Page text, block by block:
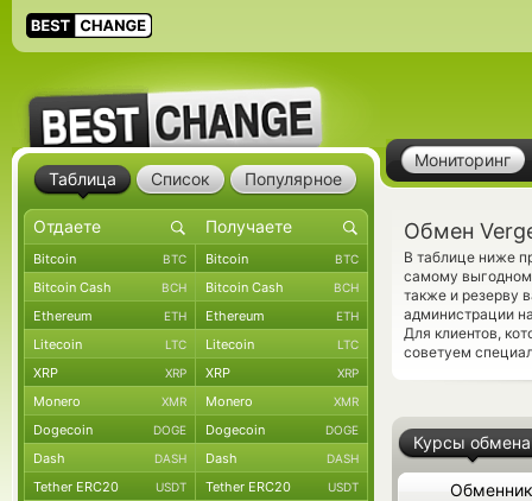
Мониторинг
Обмен
В таблице ниже
самому
также и резерву
администрации
Для клиентов,
советуем
Курсы обмена
Обменник
Таблица Список Популярное
Bitcoin BTC Bitcoin BTC
Bitcoin Cash BCH Bitcoin Cash BCH
Ethereum ETH Ethereum ETH
Litecoin LTC Litecoin LTC
XRP XRP XRP XRP
Monero XMR Monero XMR
Dogecoin DOGE Dogecoin DOGE
Dash DASH Dash DASH
Tether ERC20 USDT Tether ERC20 USDT